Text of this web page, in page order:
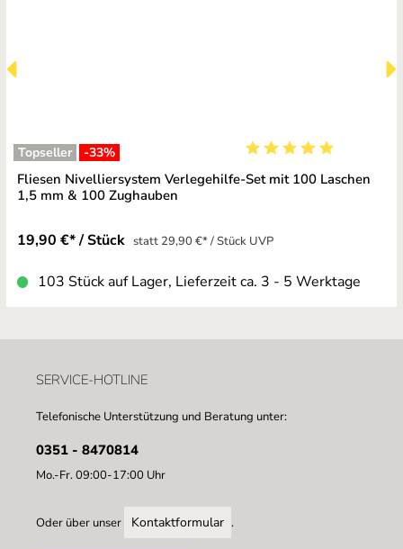
Topseller -33%
Durchschnittliche
Fliesen Nivelliersystem Verlegehilfe-Set mit 100 Laschen
1,5 mm & 100 Zughauben
19,90 €* / Stück statt 29,90 €* / Stück UVP
103 Stück auf Lager, Lieferzeit ca. 3 - 5 Werktage
SERVICE-HOTLINE
Telefonische Unterstützung und Beratung unter:
0351 - 8470814
Mo.-Fr. 09:00-17:00 Uhr
Oder über unser Kontaktformular .